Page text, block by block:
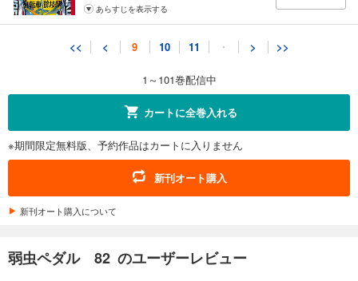
あらすじを表示する
弱虫ペダル 91
弱虫ペダル 92
円 (税込)
弱虫ペダル 93
<< < 9 10 11 ・ > >>
1～101巻配信中
カートに全巻入れる
※期間限定無料版、予約作品はカートに入りません
新刊オート購入
新刊オート購入について
弱虫ペダル 82 のユーザーレビュー